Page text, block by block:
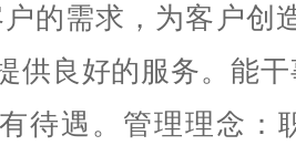
的需求，为客户创
供良好的服务。能
待遇。管理理念：